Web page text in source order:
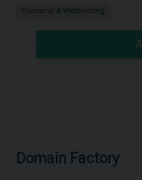
Domains & Webhosting
Domain Factory